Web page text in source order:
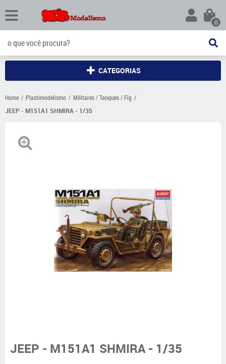
0
CATEGORIAS
Home Plastimodelismo
Militares / Tanques / Fig
JEEP - M151A1 SHMIRA - 1/35
JEEP - M151A1 SHMIRA - 1/35